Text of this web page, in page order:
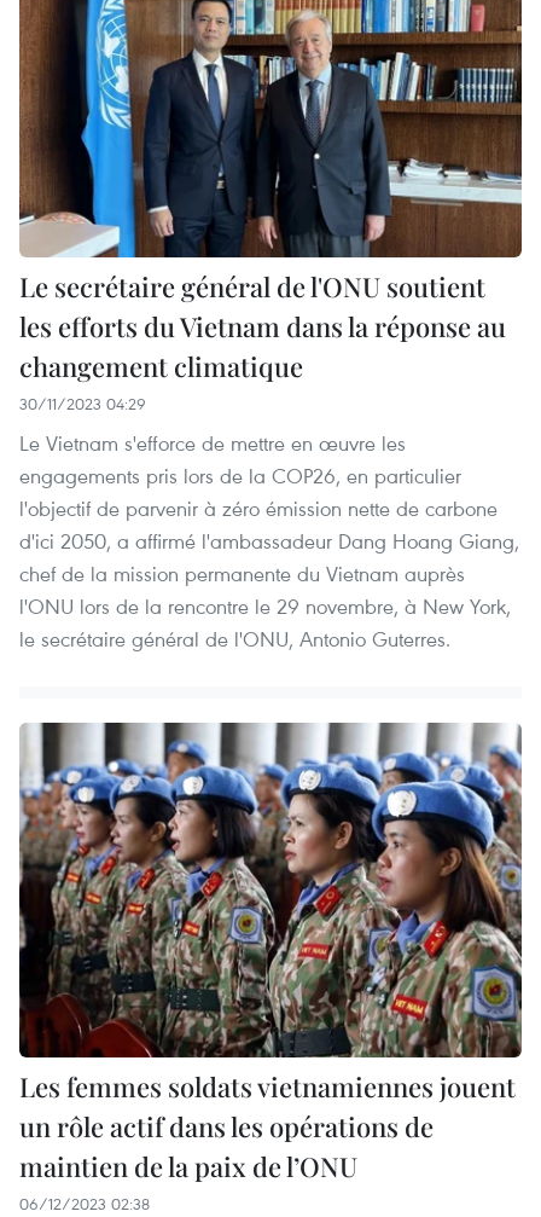
Le secrétaire général de l'ONU soutient
les efforts du Vietnam dans la réponse au
changement climatique
30/11/2023 04:29
Le Vietnam s'efforce de mettre en œuvre les
engagements pris lors de la COP26, en particulier
l'objectif de parvenir à zéro émission nette de carbone
d'ici 2050, a affirmé l'ambassadeur Dang Hoang Giang,
chef de la mission permanente du Vietnam auprès
l'ONU lors de la rencontre le 29 novembre, à New York,
le secrétaire général de l'ONU, Antonio Guterres.
Les femmes soldats vietnamiennes jouent
un rôle actif dans les opérations de
maintien de la paix de l’ONU
06/12/2023 02:38